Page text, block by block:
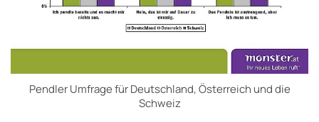
Pendler Umfrage für Deutschland, Österreich und die
Schweiz